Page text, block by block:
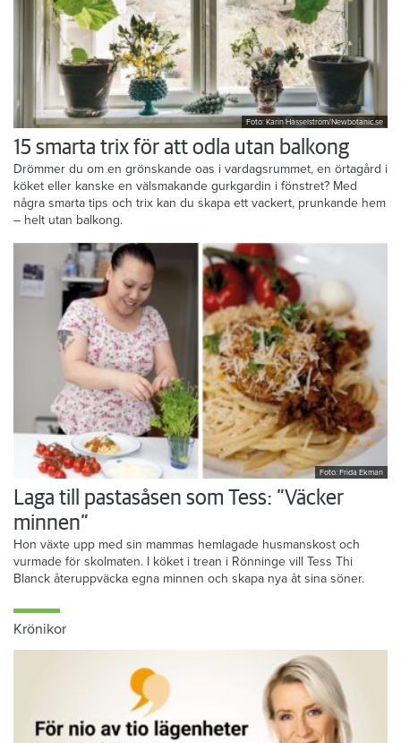
Foto: Karin Hasselström/Newbotanic.se
15 smarta trix för att odla utan balkong
Drömmer du om en grönskande oas i vardagsrummet, en örtagård i
köket eller kanske en välsmakande gurkgardin i fönstret? Med
några smarta tips och trix kan du skapa ett vackert, prunkande hem
– helt utan balkong.
Foto: Frida Ekman
Laga till pastasåsen som Tess: ”Väcker
minnen”
Hon växte upp med sin mammas hemlagade husmanskost och
vurmade för skolmaten. I köket i trean i Rönninge vill Tess Thi
Blanck återuppväcka egna minnen och skapa nya åt sina söner.
Krönikor